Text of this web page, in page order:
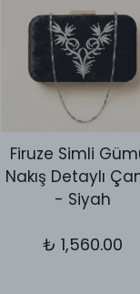
Firuze Simli
Nakış Detaylı
- Siyah
₺ 1,560.00